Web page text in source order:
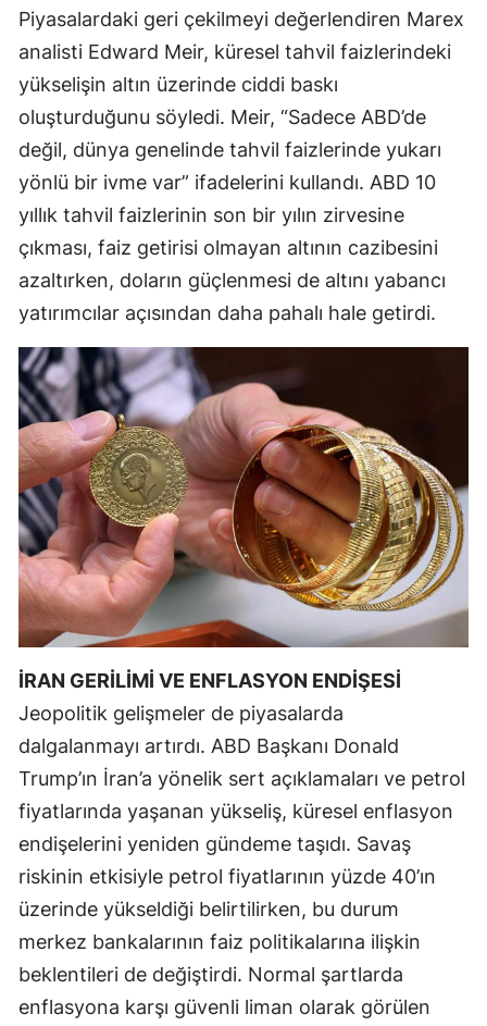
Malatya
Manisa
Kahramanmaraş
Muğla
Muş
Nevşehir
Niğde
Rize
Sakarya
Samsun
Siirt
Sinop
Tekirdağ
Tokat
Trabzon
Tunceli
Şanlıurfa
Van
Yozgat
Piyasalardaki geri çekilmeyi değerlendiren Marex
analisti Edward Meir, küresel tahvil faizlerindeki
yükselişin altın üzerinde ciddi baskı
oluşturduğunu söyledi. Meir, “Sadece ABD’de
değil, dünya genelinde tahvil faizlerinde yukarı
yönlü bir ivme var” ifadelerini kullandı. ABD 10
yıllık tahvil faizlerinin son bir yılın zirvesine
çıkması, faiz getirisi olmayan altının cazibesini
azaltırken, doların güçlenmesi de altını yabancı
yatırımcılar açısından daha pahalı hale getirdi.
İRAN GERİLİMİ VE ENFLASYON ENDİŞESİ
Jeopolitik gelişmeler de piyasalarda
dalgalanmayı artırdı. ABD Başkanı Donald
Trump’ın İran’a yönelik sert açıklamaları ve petrol
fiyatlarında yaşanan yükseliş, küresel enflasyon
endişelerini yeniden gündeme taşıdı. Savaş
riskinin etkisiyle petrol fiyatlarının yüzde 40’ın
üzerinde yükseldiği belirtilirken, bu durum
merkez bankalarının faiz politikalarına ilişkin
beklentileri de değiştirdi. Normal şartlarda
enflasyona karşı güvenli liman olarak görülen